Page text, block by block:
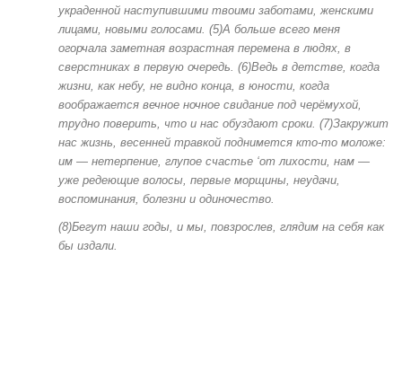
украденной наступившими твоими заботами, женскими
лицами, новыми голосами. (5)А больше всего меня
огорчала заметная возрастная перемена в людях, в
сверстниках в первую очередь. (6)Ведь в детстве, когда
жизни, как небу, не видно конца, в юности, когда
воображается вечное ночное свидание под черёмухой,
трудно поверить, что и нас обуздают сроки. (7)Закружит
нас жизнь, весенней травкой поднимется кто-то моложе:
им — нетерпение, глупое счастье ‘от лихости, нам —
уже редеющие волосы, первые морщины, неудачи,
воспоминания, болезни и одиночество.
(8)Бегут наши годы, и мы, повзрослев, глядим на себя как
бы издали.